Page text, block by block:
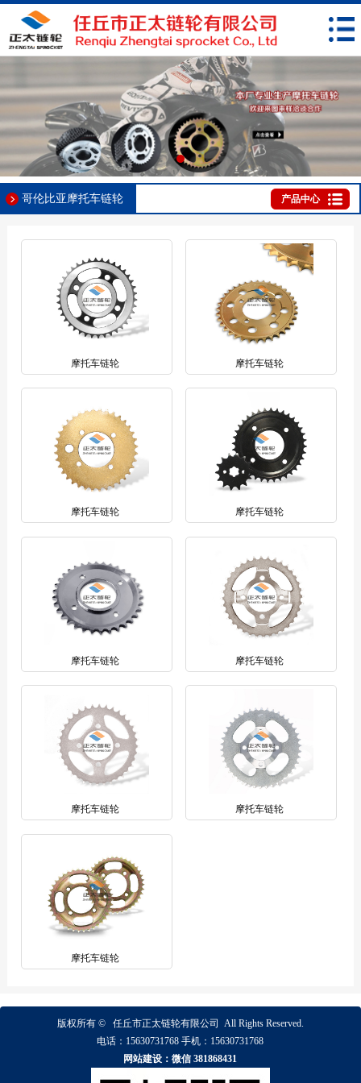
哥伦比亚摩托车链轮 产品中心
摩托车链轮 摩托车链轮
摩托车链轮 摩托车链轮
摩托车链轮 摩托车链轮
摩托车链轮 摩托车链轮
摩托车链轮
版权所有 © 任丘市正太链轮有限公司 All Rights Reserved.
电话： 15630731768 手机： 15630731768
网站建设：微信 381868431